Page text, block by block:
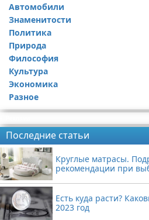
Автомобили
Знаменитости
Политика
Природа
Философия
Культура
Экономика
Разное
Последние статьи
Круглые матрасы.
рекомендации при
Есть куда расти?
2023 год